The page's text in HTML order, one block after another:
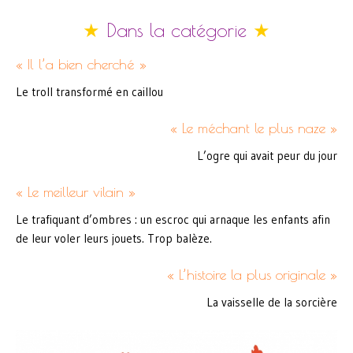
★ Dans la catégorie ★
« Il l’a bien cherché »
Le troll transformé en caillou
« Le méchant le plus naze »
L’ogre qui avait peur du jour
« Le meilleur vilain »
Le trafiquant d’ombres : un escroc qui arnaque les enfants afin
de leur voler leurs jouets. Trop balèze.
« L’histoire la plus originale »
La vaisselle de la sorcière